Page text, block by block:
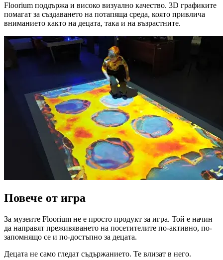
Floorium поддържа и високо визуално качество. 3D графиките
помагат за създаването на потапяща среда, която привлича
вниманието както на децата, така и на възрастните.
Повече от игра
За музеите Floorium не е просто продукт за игра. Той е начин
да направят преживяването на посетителите по-активно, по-
запомнящо се и по-достъпно за децата.
Децата не само гледат съдържанието. Те влизат в него.